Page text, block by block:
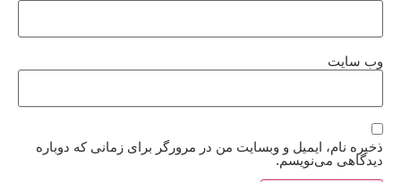
وب‌ سایت
ذخیره نام، ایمیل و وبسایت من در مرورگر برای زمانی که دوباره
دیدگاهی می‌نویسم.